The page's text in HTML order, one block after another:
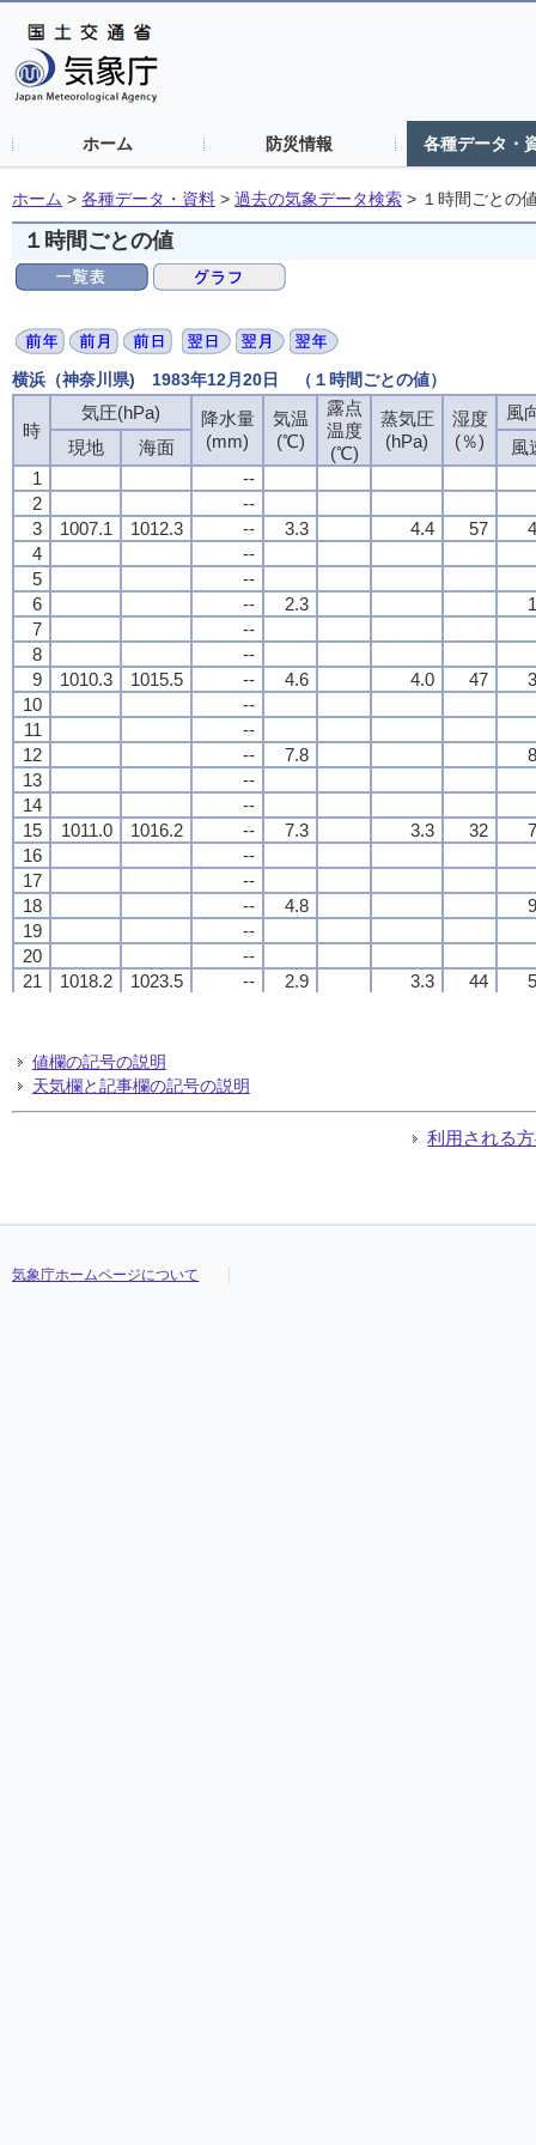
ホーム 防災情報 各種データ・
ホーム > 各種データ・資料 > 過去の気象データ検索 > １時間ごとの
１時間ごとの値
横浜（神奈川県) 1983年12月20日 （１時間ごとの値）
時
気圧(hPa)
降水量
(mm)
気温
(℃)
露点
温度
(℃)
蒸気圧
(hPa)
湿度
(％)
風
現地
海面
風
1
--
2
--
3
1007.1 1012.3 -- 3.3 4.4 57
4
--
5
--
6
-- 2.3
7
--
8
--
9
1010.3 1015.5 -- 4.6 4.0 47
10
--
11
--
12
-- 7.8
13
--
14
--
15
1011.0 1016.2 -- 7.3 3.3 32
16
--
17
--
18
-- 4.8
19
--
20
--
21
1018.2 1023.5 -- 2.9 3.3 44
24
時
気圧(hPa)
降水量
(mm)
気温
(℃)
露点
温度
(℃)
蒸気圧
(hPa)
湿度
(％)
風
現地
海面
風
1
--
2
--
3
1007.1 1012.3 -- 3.3 4.4 57
4
--
5
--
6
-- 2.3
7
--
8
--
9
1010.3 1015.5 -- 4.6 4.0 47
10
--
11
--
12
-- 7.8
13
--
14
--
15
1011.0 1016.2 -- 7.3 3.3 32
16
--
17
--
18
-- 4.8
19
--
20
--
21
1018.2 1023.5 -- 2.9 3.3 44
24
時
気圧(hPa)
降水量
(mm)
気温
(℃)
露点
温度
(℃)
蒸気圧
(hPa)
湿度
(％)
風
現地
海面
風
1
--
2
--
3
1007.1 1012.3 -- 3.3 4.4 57
4
--
5
--
6
-- 2.3
7
--
8
--
9
1010.3 1015.5 -- 4.6 4.0 47
10
--
11
--
12
-- 7.8
13
--
14
--
15
1011.0 1016.2 -- 7.3 3.3 32
16
--
17
--
18
-- 4.8
19
--
20
--
21
1018.2 1023.5 -- 2.9 3.3 44
24
時
気圧(hPa)
降水量
(mm)
気温
(℃)
露点
温度
(℃)
蒸気圧
(hPa)
湿度
(％)
風
現地
海面
風
1
--
2
--
3
1007.1 1012.3 -- 3.3 4.4 57
4
--
5
--
6
-- 2.3
7
--
8
--
9
1010.3 1015.5 -- 4.6 4.0 47
10
--
11
--
12
-- 7.8
13
--
14
--
15
1011.0 1016.2 -- 7.3 3.3 32
16
--
17
--
18
-- 4.8
19
--
20
--
21
1018.2 1023.5 -- 2.9 3.3 44
24
値欄の記号の説明
天気欄と記事欄の記号の説明
利用される
気象庁ホームページについて